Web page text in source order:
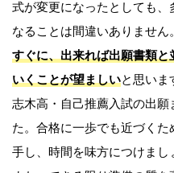
式が変更になったとしても
なることは間違いありません。
すぐに、出来れば出願書類
いくことが望ましいと思いま
志木高・自己推薦入試の出
た。合格に一歩でも近づく
手し、時間を味方につけまし